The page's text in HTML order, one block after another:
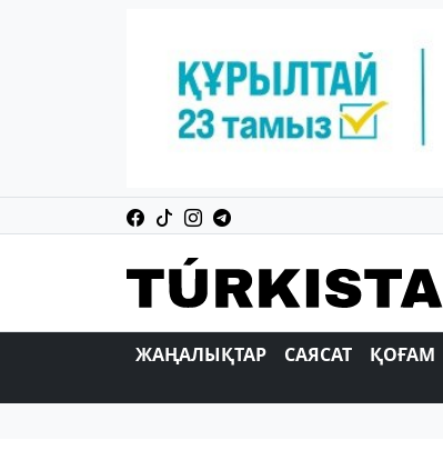
ЖАҢАЛЫҚТАР САЯСАТ ҚОҒАМ